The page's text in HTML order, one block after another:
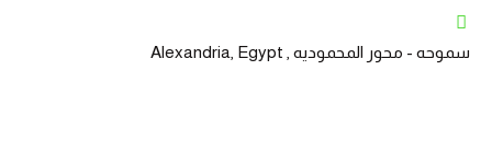
سموحه - محور المحموديه , Alexandria, Egypt